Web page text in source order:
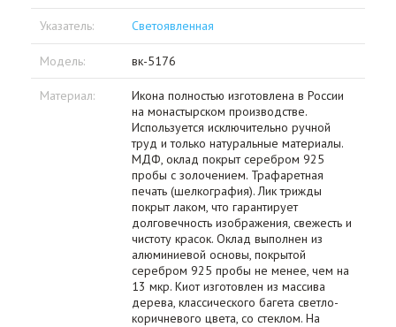
Указатель: Светоявленная
Модель: вк-5176
Материал:
Икона полностью изготовлена в России
на монастырском производстве.
Используется исключительно ручной
труд и только натуральные материалы.
МДФ, оклад покрыт серебром 925
пробы с золочением. Трафаретная
печать (шелкография). Лик трижды
покрыт лаком, что гарантирует
долговечность изображения, свежесть и
чистоту красок. Оклад выполнен из
алюминиевой основы, покрытой
серебром 925 пробы не менее, чем на
13 мкр. Киот изготовлен из массива
дерева, классического багета светло-
коричневого цвета, со стеклом. На